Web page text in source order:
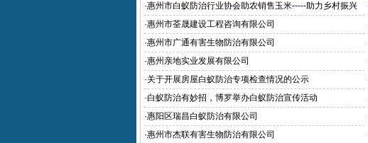
·惠州市白蚁防治行业协会助农销售玉米-----助力乡村振兴
·惠州市荃晟建设工程咨询有限公司
·惠州市广通有害生物防治有限公司
·惠州亲地实业发展有限公司
·关于开展房屋白蚁防治专项检查情况的公示
·白蚁防治有妙招，博罗举办白蚁防治宣传活动
·惠阳区瑞昌白蚁防治有限公司
·惠州市杰联有害生物防治有限公司